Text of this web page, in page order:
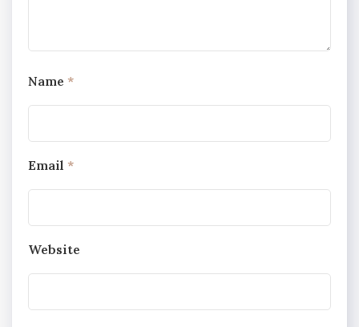
Name *
Email *
Website